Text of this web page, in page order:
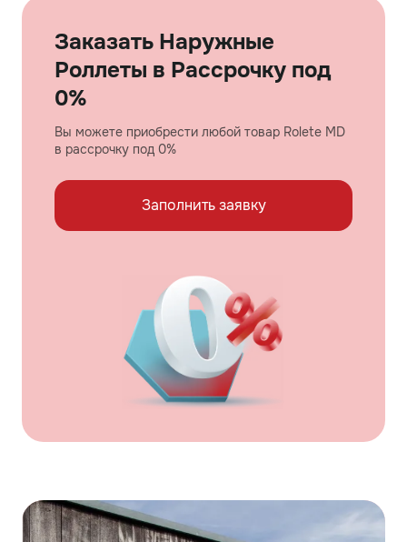
Заказать Наружные
Роллеты в Рассрочку под
0%
Вы можете приобрести любой товар Rolete MD
в рассрочку под 0%
Заполнить заявку